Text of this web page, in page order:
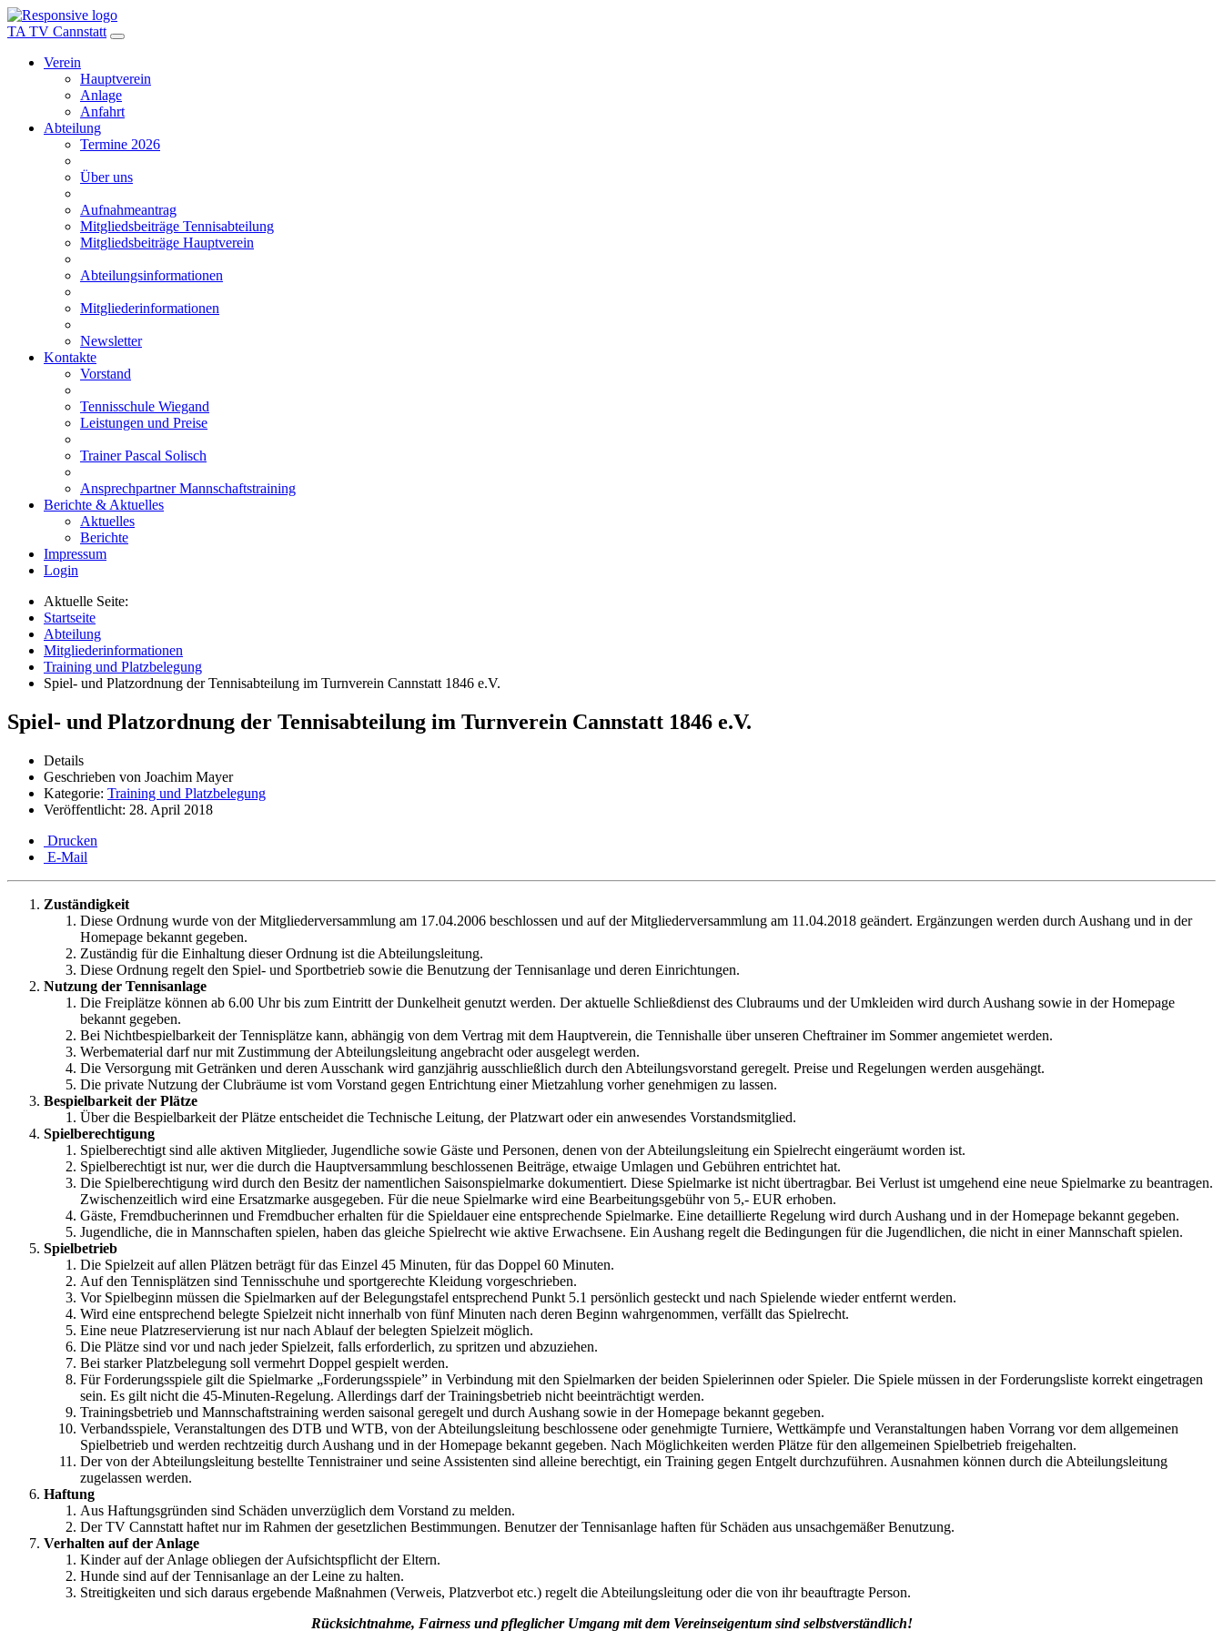
TA TV Cannstatt
Verein
Hauptverein
Anlage
Anfahrt
Abteilung
Termine 2026
Über uns
Aufnahmeantrag
Mitgliedsbeiträge Tennisabteilung
Mitgliedsbeiträge Hauptverein
Abteilungsinformationen
Mitgliederinformationen
Newsletter
Kontakte
Vorstand
Tennisschule Wiegand
Leistungen und Preise
Trainer Pascal Solisch
Ansprechpartner Mannschaftstraining
Berichte & Aktuelles
Aktuelles
Berichte
Impressum
Login
Aktuelle Seite:
Startseite
Abteilung
Mitgliederinformationen
Training und Platzbelegung
Spiel- und Platzordnung der Tennisabteilung im Turnverein Cannstatt 1846 e.V.
Spiel- und Platzordnung der Tennisabteilung im Turnverein Cannstatt 1846 e.V.
Details
Geschrieben von Joachim Mayer
Kategorie: Training und Platzbelegung
Veröffentlicht: 28. April 2018
Drucken
E-Mail
Zuständigkeit
Diese Ordnung wurde von der Mitgliederversammlung am 17.04.2006 beschlossen und auf der Mitgliederversammlung am 11.04.2018 geändert. Ergänzungen werden durch Aushang und in der
Homepage bekannt gegeben.
Zuständig für die Einhaltung dieser Ordnung ist die Abteilungsleitung.
Diese Ordnung regelt den Spiel- und Sportbetrieb sowie die Benutzung der Tennisanlage und deren Einrichtungen.
Nutzung der Tennisanlage
Die Freiplätze können ab 6.00 Uhr bis zum Eintritt der Dunkelheit genutzt werden. Der aktuelle Schließdienst des Clubraums und der Umkleiden wird durch Aushang sowie in der Homepage
bekannt gegeben.
Bei Nichtbespielbarkeit der Tennisplätze kann, abhängig von dem Vertrag mit dem Hauptverein, die Tennishalle über unseren Cheftrainer im Sommer angemietet werden.
Werbematerial darf nur mit Zustimmung der Abteilungsleitung angebracht oder ausgelegt werden.
Die Versorgung mit Getränken und deren Ausschank wird ganzjährig ausschließlich durch den Abteilungsvorstand geregelt. Preise und Regelungen werden ausgehängt.
Die private Nutzung der Clubräume ist vom Vorstand gegen Entrichtung einer Mietzahlung vorher genehmigen zu lassen.
Bespielbarkeit der Plätze
Über die Bespielbarkeit der Plätze entscheidet die Technische Leitung, der Platzwart oder ein anwesendes Vorstandsmitglied.
Spielberechtigung
Spielberechtigt sind alle aktiven Mitglieder, Jugendliche sowie Gäste und Personen, denen von der Abteilungsleitung ein Spielrecht eingeräumt worden ist.
Spielberechtigt ist nur, wer die durch die Hauptversammlung beschlossenen Beiträge, etwaige Umlagen und Gebühren entrichtet hat.
Die Spielberechtigung wird durch den Besitz der namentlichen Saisonspielmarke dokumentiert. Diese Spielmarke ist nicht übertragbar. Bei Verlust ist umgehend eine neue Spielmarke zu beantragen.
Zwischenzeitlich wird eine Ersatzmarke ausgegeben. Für die neue Spielmarke wird eine Bearbeitungsgebühr von 5,- EUR erhoben.
Gäste, Fremdbucherinnen und Fremdbucher erhalten für die Spieldauer eine entsprechende Spielmarke. Eine detaillierte Regelung wird durch Aushang und in der Homepage bekannt gegeben.
Jugendliche, die in Mannschaften spielen, haben das gleiche Spielrecht wie aktive Erwachsene. Ein Aushang regelt die Bedingungen für die Jugendlichen, die nicht in einer Mannschaft spielen.
Spielbetrieb
Die Spielzeit auf allen Plätzen beträgt für das Einzel 45 Minuten, für das Doppel 60 Minuten.
Auf den Tennisplätzen sind Tennisschuhe und sportgerechte Kleidung vorgeschrieben.
Vor Spielbeginn müssen die Spielmarken auf der Belegungstafel entsprechend Punkt 5.1 persönlich gesteckt und nach Spielende wieder entfernt werden.
Wird eine entsprechend belegte Spielzeit nicht innerhalb von fünf Minuten nach deren Beginn wahrgenommen, verfällt das Spielrecht.
Eine neue Platzreservierung ist nur nach Ablauf der belegten Spielzeit möglich.
Die Plätze sind vor und nach jeder Spielzeit, falls erforderlich, zu spritzen und abzuziehen.
Bei starker Platzbelegung soll vermehrt Doppel gespielt werden.
Für Forderungsspiele gilt die Spielmarke „Forderungsspiele” in Verbindung mit den Spielmarken der beiden Spielerinnen oder Spieler. Die Spiele müssen in der Forderungsliste korrekt eingetragen
sein. Es gilt nicht die 45-Minuten-Regelung. Allerdings darf der Trainingsbetrieb nicht beeinträchtigt werden.
Trainingsbetrieb und Mannschaftstraining werden saisonal geregelt und durch Aushang sowie in der Homepage bekannt gegeben.
Verbandsspiele, Veranstaltungen des DTB und WTB, von der Abteilungsleitung beschlossene oder genehmigte Turniere, Wettkämpfe und Veranstaltungen haben Vorrang vor dem allgemeinen
Spielbetrieb und werden rechtzeitig durch Aushang und in der Homepage bekannt gegeben. Nach Möglichkeiten werden Plätze für den allgemeinen Spielbetrieb freigehalten.
Der von der Abteilungsleitung bestellte Tennistrainer und seine Assistenten sind alleine berechtigt, ein Training gegen Entgelt durchzuführen. Ausnahmen können durch die Abteilungsleitung
zugelassen werden.
Haftung
Aus Haftungsgründen sind Schäden unverzüglich dem Vorstand zu melden.
Der TV Cannstatt haftet nur im Rahmen der gesetzlichen Bestimmungen. Benutzer der Tennisanlage haften für Schäden aus unsachgemäßer Benutzung.
Verhalten auf der Anlage
Kinder auf der Anlage obliegen der Aufsichtspflicht der Eltern.
Hunde sind auf der Tennisanlage an der Leine zu halten.
Streitigkeiten und sich daraus ergebende Maßnahmen (Verweis, Platzverbot etc.) regelt die Abteilungsleitung oder die von ihr beauftragte Person.
Rücksichtnahme, Fairness und pfleglicher Umgang mit dem Vereinseigentum sind selbstverständlich!